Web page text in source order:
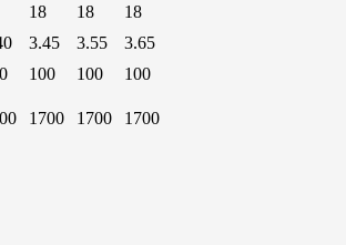
18 18
18
3.45 3.55
3.65
100 100
100
1700 1700 1700